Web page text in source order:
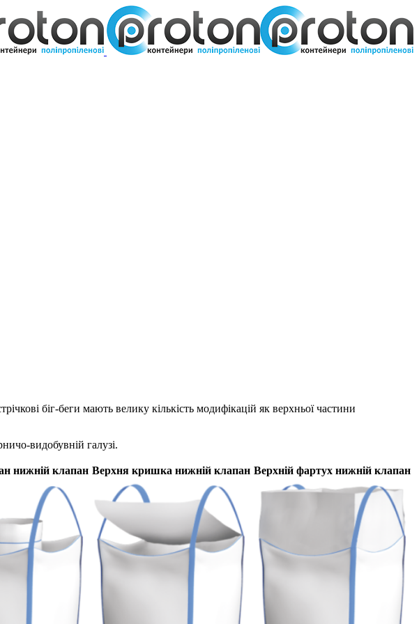
біг-беги мають велику кількість модифікацій як верхньої частини
видобувній галузі.
нижній клапан Верхня кришка нижній клапан Верхній фартух нижній клапан